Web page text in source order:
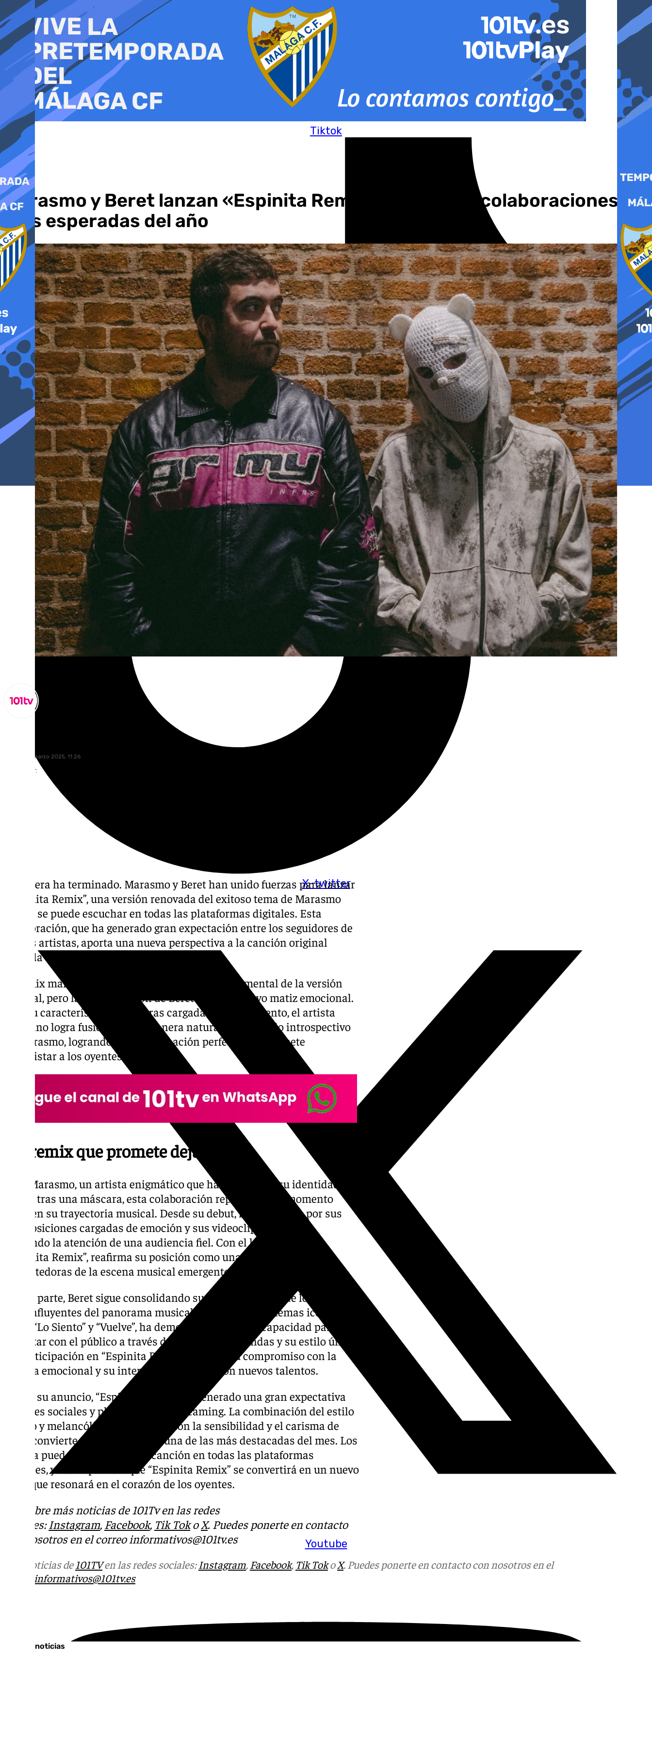
al
contenido
Tiktok
X-twitter
Youtube
Marasmo y Beret lanzan «Espinita Remix», una de las colaboraciones
más esperadas del año
sábado, 15 marzo 2025, 11:26
Compartir:
La espera ha terminado. Marasmo y Beret han unido fuerzas para lanzar
“Espinita Remix”, una versión renovada del exitoso tema de Marasmo
que ya se puede escuchar en todas las plataformas digitales. Esta
colaboración, que ha generado gran expectación entre los seguidores de
ambos artistas, aporta una nueva perspectiva a la canción original
lanzada en 2023.
El remix mantiene la esencia melancólica y sentimental de la versión
original, pero la incorporación de Beret le da un nuevo matiz emocional.
Con su característica voz y letras cargadas de sentimiento, el artista
sevillano logra fusionarse de manera natural con el estilo introspectivo
de Marasmo, logrando una combinación perfecta que promete
conquistar a los oyentes.
Un remix que promete dejar huella
Para Marasmo, un artista enigmático que ha mantenido su identidad
oculta tras una máscara, esta colaboración representa un momento
clave en su trayectoria musical. Desde su debut, ha destacado por sus
composiciones cargadas de emoción y sus videoclips animados,
captando la atención de una audiencia fiel. Con el lanzamiento de
“Espinita Remix”, reafirma su posición como una de las figuras más
prometedoras de la escena musical emergente.
Por su parte, Beret sigue consolidando su lugar como uno de los artistas
más influyentes del panorama musical en España. Con temas icónicos
como “Lo Siento” y “Vuelve”, ha demostrado una gran capacidad para
conectar con el público a través de sus letras profundas y su estilo único.
Su participación en “Espinita Remix” refuerza su compromiso con la
música emocional y su interés en colaborar con nuevos talentos.
Desde su anuncio, “Espinita Remix” ha generado una gran expectativa
en redes sociales y plataformas de streaming. La combinación del estilo
íntimo y melancólico de Marasmo con la sensibilidad y el carisma de
Beret convierte a esta versión en una de las más destacadas del mes. Los
fans ya pueden disfrutar de la canción en todas las plataformas
digitales, y todo apunta a que “Espinita Remix” se convertirá en un nuevo
éxito que resonará en el corazón de los oyentes.
Descubre más noticias de 101Tv en las redes
sociales:Instagram, Facebook, Tik TokoX. Puedes ponerte en contacto
con nosotros en el correo informativos@101tv.es
Más noticias de101TVen las redes sociales:Instagram, Facebook, Tik TokoX. Puedes ponerte en contacto con nosotros en el
informativos@101tv.es
Últimas noticias